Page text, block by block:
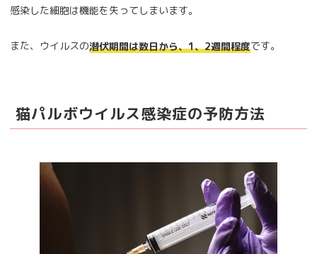
感染した細胞は機能を失ってしまいます。
また、ウイルスの潜伏期間は数日から、1、2週間程度です。
猫パルボウイルス感染症の予防方法